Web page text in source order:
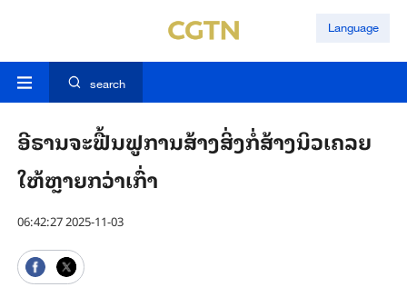
Language
search
ອີ​ຣານ​ຈະ​ຟື້ນ​ຟູ​ການ​ສ້າງ​ສິ່ງ​ກໍ່​ສ້າງ​ນິວ​ເຄ​ລຍ​
ໃຫ້ຫຼາຍກວ່າ​ເກົ່າ
06:42:27 2025-11-03